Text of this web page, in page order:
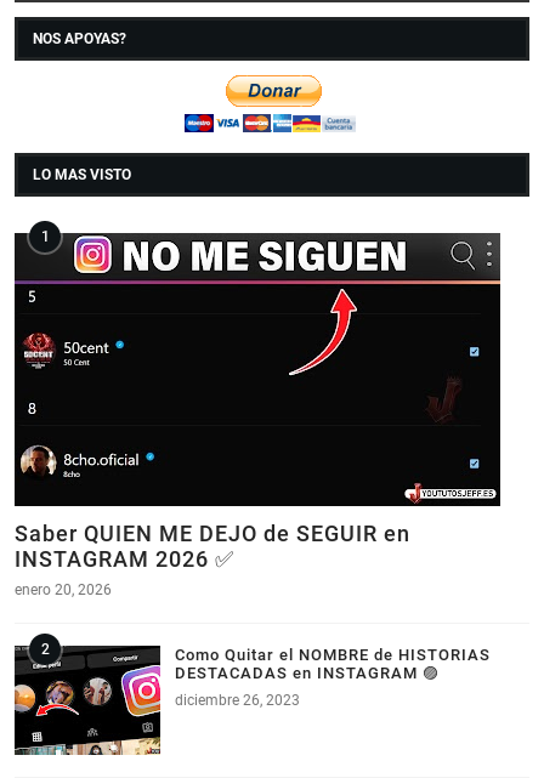
NOS APOYAS?
LO MAS VISTO
Saber QUIEN ME DEJO de SEGUIR en
INSTAGRAM 2026 ✅
enero 20, 2026
Como Quitar el NOMBRE de HISTORIAS
DESTACADAS en INSTAGRAM 🟣
diciembre 26, 2023